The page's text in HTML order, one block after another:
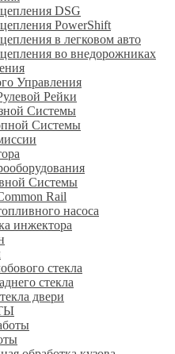
DSG
PowerShift
в легковом авто
во внедорожниках
Управления
Рейки
Системы
Системы
Системы
Rail
насоса
инжектора
стекла
стекла
двери